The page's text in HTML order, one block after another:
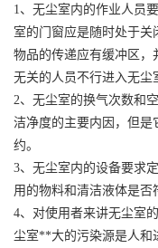
1、无尘室内的作业人员
室的门窗应是随时处于关
物品的传递应有缓冲区，
无关的人员不行进入无尘
2、无尘室的换气次数和
洁净度的主要内因，但是
约。
3、无尘室内的设备要求
用的物料和清洁液体是否
4、对使用者来讲无尘室
尘室**大的污染源是人和